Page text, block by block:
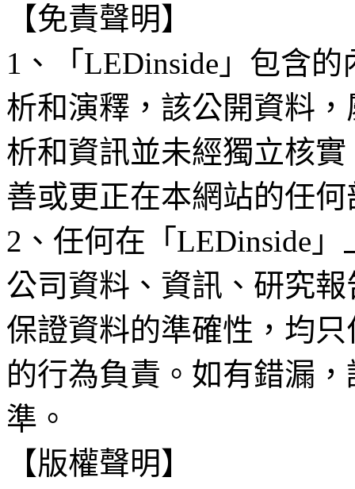
【免責聲明】
1、「LEDinside」包含
析和演釋，該公開資料
析和資訊並未經獨立核
善或更正在本網站的任
2、任何在「LEDinside
公司資料、資訊、研究
保證資料的準確性，均
的行為負責。如有錯漏
準。
【版權聲明】